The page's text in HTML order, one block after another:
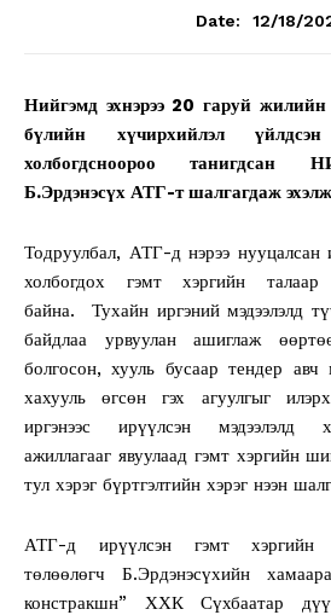
Date:
12/18/
Нийгэмд эхнэрээ 20 гаруй жилийн
бүлийн хүчирхийлэл
холбогдсноороо танигдсан
Б.Эрдэнэсүх АТГ-т шалгагдаж
Тодруулбал, АТГ-д нэрээ нууцалсан
холбогдох гэмт хэргийн талаар
байна. Тухайн иргэний мэдээлэлд
байдлаа урвуулан ашиглаж
болгосон, хууль бусаар тендер авч
хахууль өгсөн гэх агуулгыг
иргэнээс ирүүлсэн мэдээлэлд
ажиллагааг явуулаад гэмт хэргийн
тул хэрэг бүртгэлтийн хэрэг нээн
АТГ-д ирүүлсэн гэмт хэргийн
төлөөлөгч Б.Эрдэнэсүхийн
констракшн” ХХК Сүхбаатар